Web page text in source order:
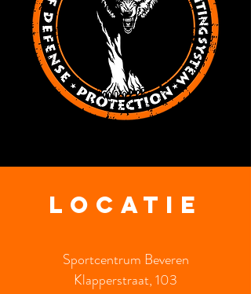
Locatie
Sportcentrum Beveren
Klapperstraat, 103